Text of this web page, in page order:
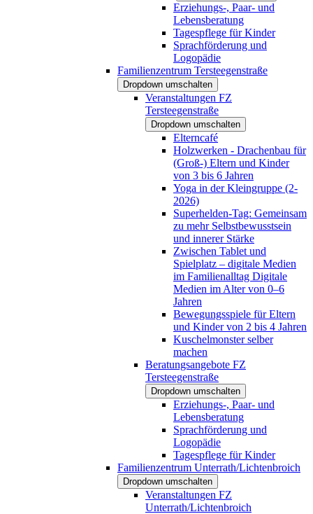
Erziehungs-, Paar- und
Lebensberatung
Tagespflege für Kinder
Sprachförderung und
Logopädie
Familienzentrum Tersteegenstraße
Dropdown umschalten
Veranstaltungen FZ
Tersteegenstraße
Dropdown umschalten
Elterncafé
Holzwerken - Drachenbau für
(Groß-) Eltern und Kinder
von 3 bis 6 Jahren
Yoga in der Kleingruppe (2-
2026)
Superhelden-Tag: Gemeinsam
zu mehr Selbstbewusstsein
und innerer Stärke
Zwischen Tablet und
Spielplatz – digitale Medien
im Familienalltag Digitale
Medien im Alter von 0–6
Jahren
Bewegungsspiele für Eltern
und Kinder von 2 bis 4 Jahren
Kuschelmonster selber
machen
Beratungsangebote FZ
Tersteegenstraße
Dropdown umschalten
Erziehungs-, Paar- und
Lebensberatung
Sprachförderung und
Logopädie
Tagespflege für Kinder
Familienzentrum Unterrath/Lichtenbroich
Dropdown umschalten
Veranstaltungen FZ
Unterrath/Lichtenbroich